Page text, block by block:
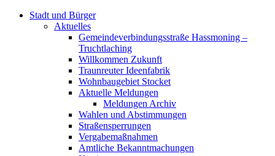
Stadt und Bürger
Aktuelles
Gemeindeverbindungsstraße Hassmoning –
Truchtlaching
Willkommen Zukunft
Traunreuter Ideenfabrik
Wohnbaugebiet Stocket
Aktuelle Meldungen
Meldungen Archiv
Wahlen und Abstimmungen
Straßensperrungen
Vergabemaßnahmen
Amtliche Bekanntmachungen